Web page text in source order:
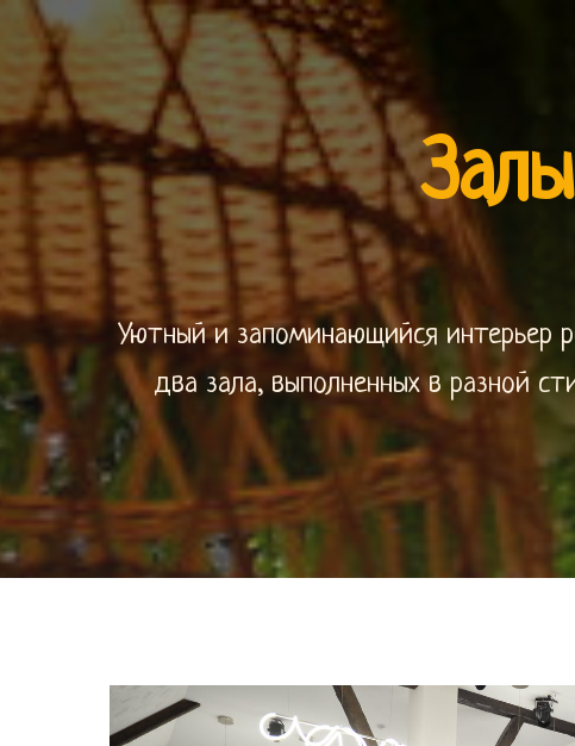
Уютный и запоминающийся интерьер
два зала, выполненных в разной